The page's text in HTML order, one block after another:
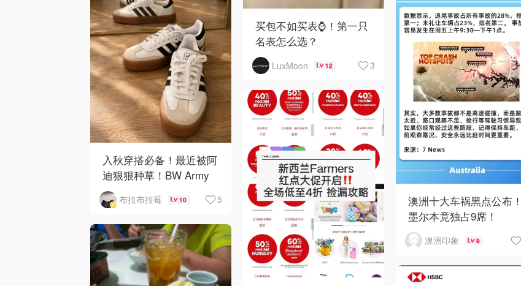
买包不如买表⌚️！第一只
名表怎么选？
LuxMoon 12 3
入秋穿搭必备！最近被阿
迪狠狠种草！BW Army
和 Sambae 值得拥有！
布拉布拉莓 10 5
澳洲十大车祸黑点公布！
墨尔本竟独占9席！
澳洲印象 9